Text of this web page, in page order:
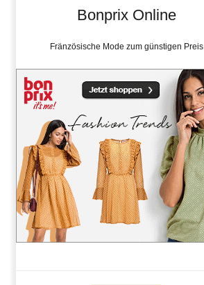
Bonprix Online
Fränzösische Mode zum günstigen Preis